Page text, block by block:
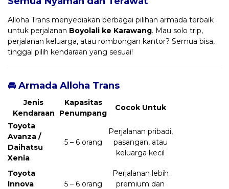
Alloha Trans menyediakan berbagai pilihan armada terbaik
untuk perjalanan Boyolali ke Karawang. Mau solo trip,
perjalanan keluarga, atau rombongan kantor? Semua bisa,
tinggal pilih kendaraan yang sesuai!
🚘 Armada Alloha Trans
Jenis
Kendaraan
Kapasitas
Penumpang
Cocok Untuk
Toyota
Avanza /
Daihatsu
Xenia
5 – 6 orang
Perjalanan pribadi,
pasangan, atau
keluarga kecil
Toyota
Innova
5 – 6 orang
Perjalanan lebih
premium dan